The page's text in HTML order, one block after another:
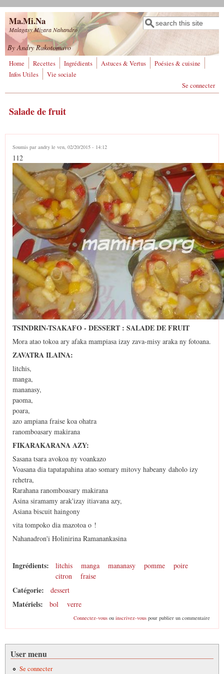
Aller au contenu principal
Ma.Mi.Na
Malagasy Mizara Nahandro
Formulaire de
recherche
Rechercher
By Andry Rakotomavo
Home Recettes Ingrédients Astuces & Vertus
Poésies & cuisine
Infos Utiles
Vie sociale
Se connecter
Salade de fruit
Soumis par andry le ven, 02/20/2015 - 14:12
112
TSINDRIN-TSAKAFO - DESSERT : SALADE DE FRUIT
Mora atao tokoa ary afaka mampiasa izay zava-misy araka ny fotoana.
ZAVATRA ILAINA:
litchis,
manga,
mananasy,
paoma,
poara,
azo ampiana fraise koa ohatra
ranomboasary makirana
FIKARAKARANA AZY:
Sasana tsara avokoa ny voankazo
Voasana dia tapatapahina atao somary mitovy habeany daholo izy
rehetra,
Rarahana ranomboasary makirana
Asina siramamy arak'izay itiavana azy,
Asiana biscuit haingony
vita tompoko dia mazotoa o !
Nahanadron'i Holinirina Ramanankasina
Ingrédients: litchis manga mananasy pomme
poire
citron
fraise
Catégorie: dessert
Matériels: bol verre
Connectez-vousou inscrivez-vouspour publier un commentaire
User menu
Se connecter